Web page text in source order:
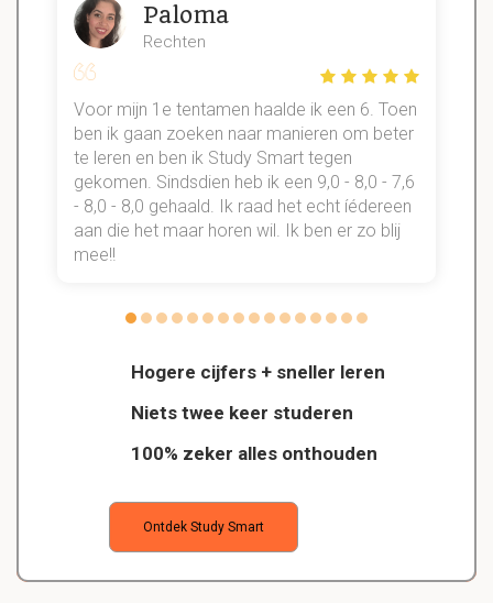
Hogere cijfers + sneller leren
Niets twee keer studeren
100% zeker alles onthouden
Ontdek Study Smart
Paloma
Rechten
Voor mijn 1e tentamen haalde ik een 6. Toen
ben ik gaan zoeken naar manieren om beter
te leren en ben ik Study Smart tegen
gekomen. Sindsdien heb ik een 9,0 - 8,0 - 7,6
- 8,0 - 8,0 gehaald. Ik raad het echt íédereen
aan die het maar horen wil. Ik ben er zo blij
mee!!